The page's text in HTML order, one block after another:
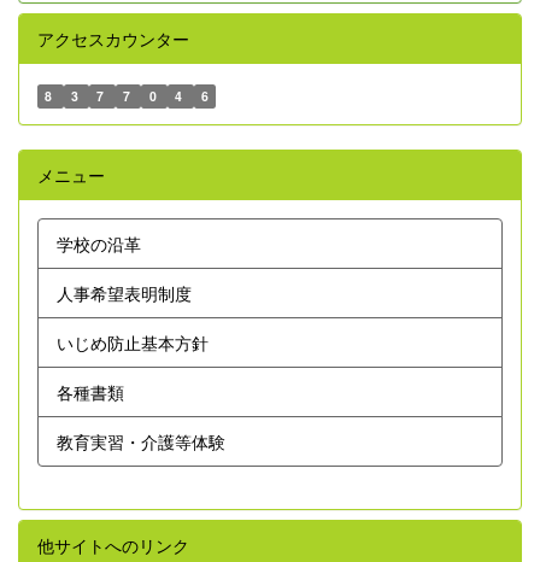
アクセスカウンター
8 3 7 7 0 4 6
メニュー
学校の沿革
人事希望表明制度
いじめ防止基本方針
各種書類
教育実習・介護等体験
他サイトへのリンク